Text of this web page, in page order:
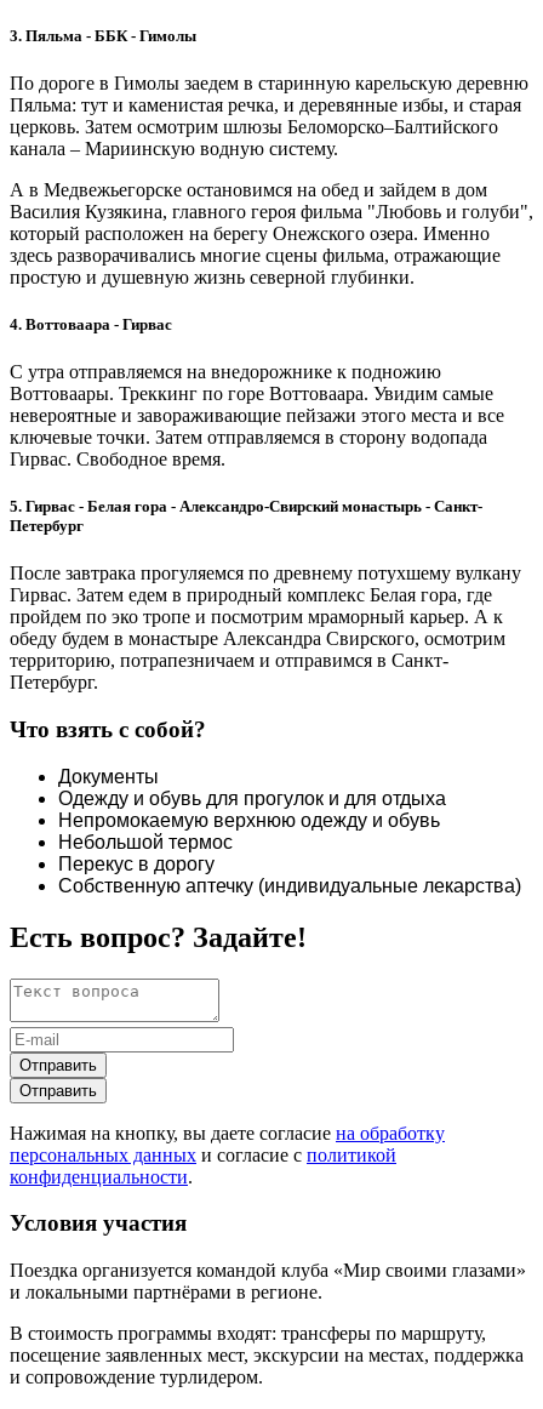
3. Пяльма - ББК - Гимолы
По дороге в Гимолы заедем в старинную карельскую деревню
Пяльма: тут и каменистая речка, и деревянные избы, и старая
церковь. Затем осмотрим шлюзы Беломорско–Балтийского
канала – Мариинскую водную систему.
А в Медвежьегорске остановимся на обед и зайдем в дом
Василия Кузякина, главного героя фильма "Любовь и голуби",
который расположен на берегу Онежского озера. Именно
здесь разворачивались многие сцены фильма, отражающие
простую и душевную жизнь северной глубинки.
4. Воттоваара - Гирвас
С утра отправляемся на внедорожнике к подножию
Воттоваары. Треккинг по горе Воттоваара. Увидим самые
невероятные и завораживающие пейзажи этого места и все
ключевые точки. Затем отправляемся в сторону водопада
Гирвас. Свободное время.
5. Гирвас - Белая гора - Александро-Свирский монастырь - Санкт-
Петербург
После завтрака прогуляемся по древнему потухшему вулкану
Гирвас. Затем едем в природный комплекс Белая гора, где
пройдем по эко тропе и посмотрим мраморный карьер. А к
обеду будем в монастыре Александра Свирского, осмотрим
территорию, потрапезничаем и отправимся в Санкт-
Петербург.
Что взять с собой?
Документы
Одежду и обувь для прогулок и для отдыха
Непромокаемую верхнюю одежду и обувь
Небольшой термос
Перекус в дорогу
Собственную аптечку (индивидуальные лекарства)
Есть вопрос? Задайте!
Отправить
Отправить
Нажимая на кнопку, вы даете согласие на обработку
персональных данных и согласие с политикой
конфиденциальности.
Условия участия
Поездка организуется командой клуба «Мир своими глазами»
и локальными партнёрами в регионе.
В стоимость программы входят: трансферы по маршруту,
посещение заявленных мест, экскурсии на местах, поддержка
и сопровождение турлидером.